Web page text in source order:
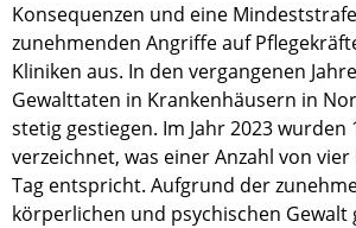
Konsequenzen und eine
zunehmenden Angriffe auf
Kliniken aus. In den vergangenen
Gewalttaten in Krankenhäusern in
stetig gestiegen. Im Jahr 2023 wurden
verzeichnet, was einer Anzahl von
Tag entspricht. Aufgrund der
körperlichen und psychischen Gewalt